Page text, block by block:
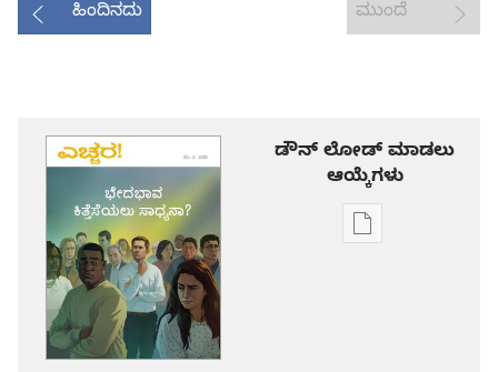
ಹಿಂದಿನದು ಮುಂದೆ
ಡೌನ್ ಲೋಡ್ ಮಾಡಲು
ಆಯ್ಕೆಗಳು
ಪ್ರಕಾಶನ